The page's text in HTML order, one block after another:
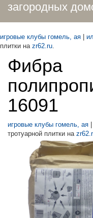
загородных
игровые клубы гомель, ая
плитки на zr62.ru.
Фибра
16091
игровые клубы гомель, ая
тротуарной плитки на